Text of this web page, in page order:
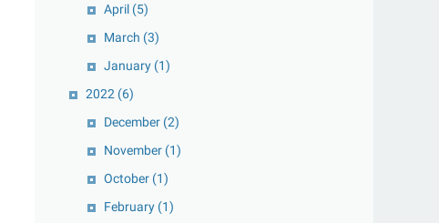
April (5)
March (3)
January (1)
2022 (6)
December (2)
November (1)
October (1)
February (1)